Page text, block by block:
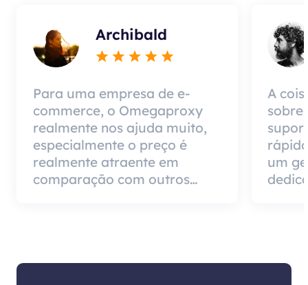
Archibald
Para uma empresa de e-
commerce, o Omegaproxy
realmente nos ajuda muito,
especialmente o preço é
realmente atraente em
comparação com outros
A
sobre
um